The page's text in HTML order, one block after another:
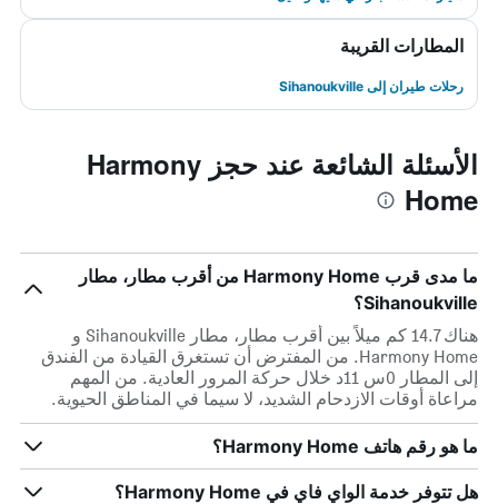
المطارات القريبة
رحلات طيران إلى Sihanoukville
الأسئلة الشائعة عند حجز Harmony
Home
ما مدى قرب Harmony Home من أقرب مطار، مطار
Sihanoukville؟
هناك 14.7 كم ميلاً بين أقرب مطار، مطار Sihanoukville و
Harmony Home. من المفترض أن تستغرق القيادة من الفندق
إلى المطار 0س 11د خلال حركة المرور العادية. من المهم
مراعاة أوقات الازدحام الشديد، لا سيما في المناطق الحيوية.
ما هو رقم هاتف Harmony Home؟
هل تتوفر خدمة الواي فاي في Harmony Home؟